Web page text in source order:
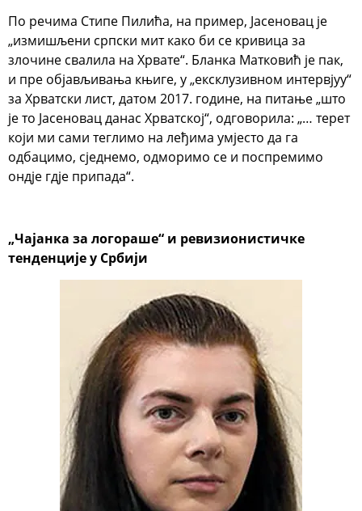
По речима Стипе Пилића, на пример, Јасеновац је
„измишљени српски мит како би се кривица за
злочине свалила на Хрвате“. Бланка Матковић је пак,
и пре објављивања књиге, у „ексклузивном интервјуу“
за Хрватски лист, датом 2017. године, на питање „што
је то Јасеновац данас Хрватској“, одговорила: „… терет
који ми сами теглимо на леђима умјесто да га
одбацимо, сједнемо, одморимо се и поспремимо
ондје гдје припада“.
„Чајанка за логораше“ и ревизионистичке
тенденције у Србији